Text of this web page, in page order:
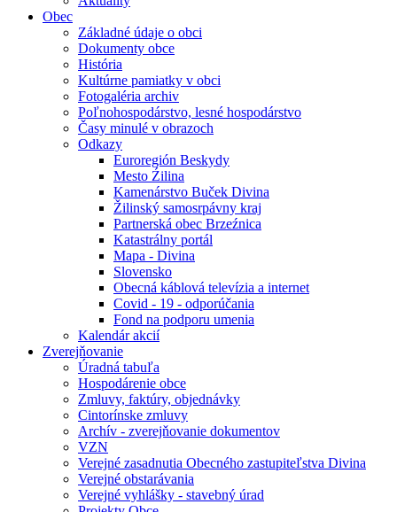
Obec
Základné údaje o obci
Dokumenty obce
História
Kultúrne pamiatky v obci
Fotogaléria archiv
Poľnohospodárstvo, lesné hospodárstvo
Časy minulé v obrazoch
Odkazy
Euroregión Beskydy
Mesto Źilina
Kamenárstvo Buček Divina
Žilinský samosrpávny kraj
Partnerská obec Brzeźnica
Katastrálny portál
Mapa - Divina
Slovensko
Obecná káblová televízia a internet
Covid - 19 - odporúčania
Fond na podporu umenia
Kalendár akcií
Zverejňovanie
Úradná tabuľa
Hospodárenie obce
Zmluvy, faktúry, objednávky
Cintorínske zmluvy
Archív - zverejňovanie dokumentov
VZN
Verejné zasadnutia Obecného zastupiteľstva Divina
Verejné obstarávania
Verejné vyhlášky - stavebný úrad